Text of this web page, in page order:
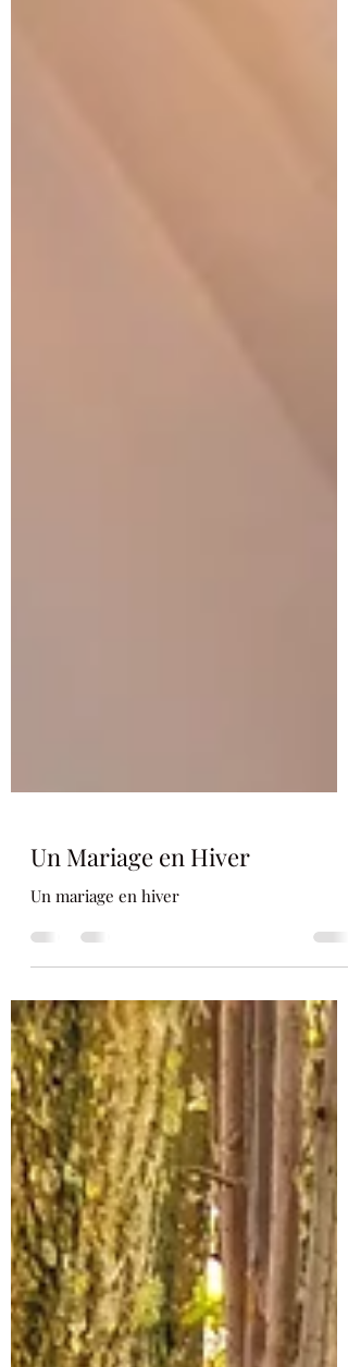
Un Mariage en Hiver
Un mariage en hiver